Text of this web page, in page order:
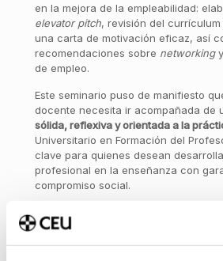
en la mejora de la empleabilidad:
elevator pitch, revisión del
una carta de motivación eficaz, así
recomendaciones sobre networkingy
de empleo.
Este seminario puso de manifiesto
docente necesita ir acompañada de
sólida, reflexiva y orientada a la
Universitario en Formación del
clave para quienes desean
profesional en la enseñanza con
compromiso social.